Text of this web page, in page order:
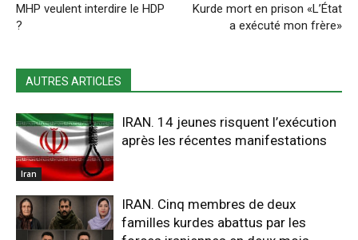
MHP veulent interdire le HDP
?
Kurde mort en prison «L’État
a exécuté mon frère»
AUTRES ARTICLES
Iran
IRAN. 14 jeunes risquent l’exécution
après les récentes manifestations
IRAN. Cinq membres de deux
familles kurdes abattus par les